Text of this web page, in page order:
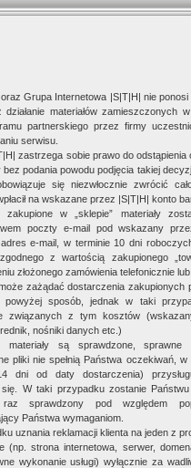
oraz Grupa Internetowa |S|T|H| nie
materiałów zamieszczonych
partnerskiego przez firmy
serwisu.
zastrzega sobie prawo do odstąpienia
podania powodu podjęcia takiej
się niezwłocznie zwrócić
na wskazane przez |S|T|H| konto
zakupione w „sklepie” materiały
poczty e-mail pod wskazany
e-mail, w terminie 10 dni
z wartością zakupionego
złożonego zamówienia telefonicznie
zażądać dostarczenia zakupionych
powyżej sposób, jednak w taki
związanych z tym kosztów
nośniki danych etc.)
materiały są sprawdzone,
pliki nie spełnią Państwa oczekiwań,
dni od daty dostarczenia)
się. W taki przypadku zostanie
sprawdzony pod względem
Państwa wymaganiom.
uznania reklamacji klienta na jeden z
(np. strona internetowa, serwer,
wykonanie usługi) wyłącznie za